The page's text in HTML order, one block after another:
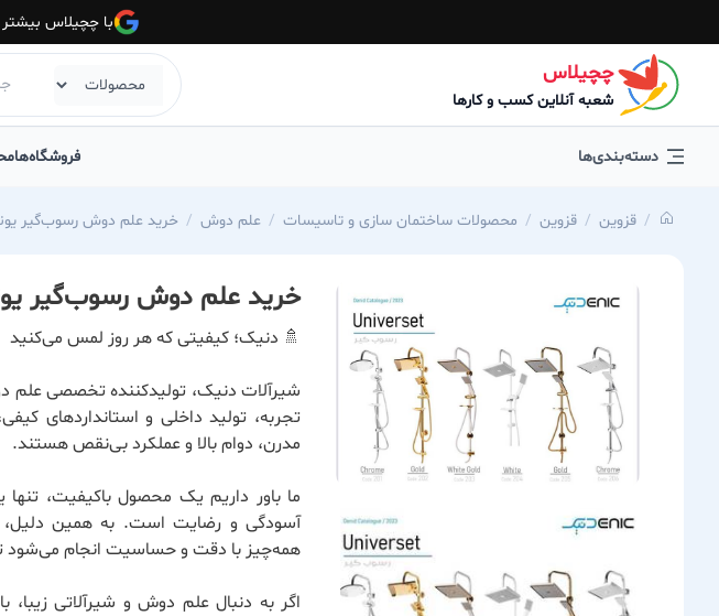
با چچیلاس
چچیلاس
شعبه آنلاین کسب و کارها
دسته‌بندی‌ها فروشگاه‌ها
قزوین قزوین محصولات ساختمان سازی و تاسیسات علم دوش خرید علم دوش رسوب‌گیر
خرید علم دوش رسوب‌گیر
🚿 دنیک؛ کیفیتی که هر روز لمس می‌کنید
شیرآلات دنیک، تولیدکننده تخصصی علم
تجربه، تولید داخلی و استانداردهای
مدرن، دوام بالا و عملکرد بی‌نقص هستند.
ما باور داریم یک محصول باکیفیت،
آسودگی و رضایت است. به همین دلیل،
همه‌چیز با دقت و حساسیت انجام می‌شود
اگر به دنبال علم دوش و شیرآلاتی